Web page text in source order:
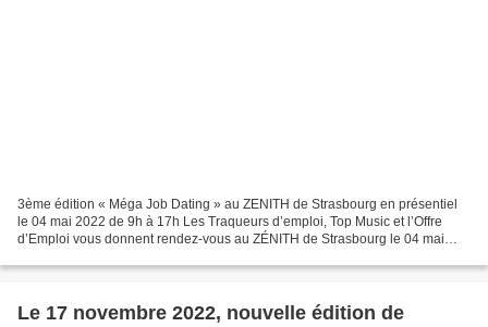
3ème édition « Méga Job Dating » au ZENITH de Strasbourg en présentiel
le 04 mai 2022 de 9h à 17h Les Traqueurs d’emploi, Top Music et l’Offre
d’Emploi vous donnent rendez-vous au ZÉNITH de Strasbourg le 04 mai
Le 17 novembre 2022, nouvelle édition de